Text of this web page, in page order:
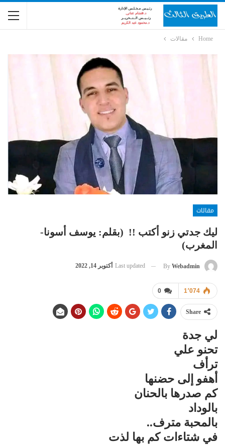
Home مقالات
مقالات
ليك جدتي زنو أكتب !! (بقلم: يوسف أسونا-
المغرب)
By Webadmin
Last updated أكتوبر 14, 2022
0 1٬074
Share
لي جدة
تحنو علي
ترأف
أهفو إلى حضنها
كم صدرها بالحنان
بالوداد
بالمحبة مترف..
في شتاءات كم بها لذت